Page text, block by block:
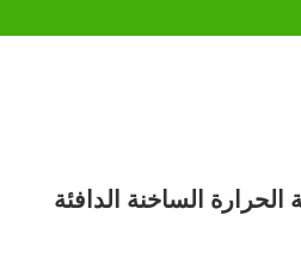
الساخنة الدافئة